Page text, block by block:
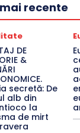
recente
DE
&
secretă: De
alb din
la
de mirt